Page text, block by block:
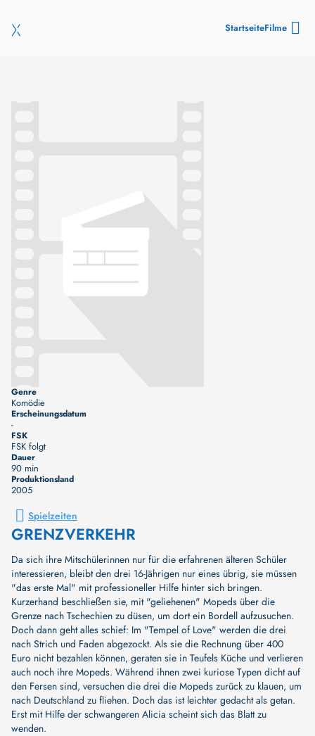
StartseiteFilme
Genre
Komödie
Erscheinungsdatum
-
FSK
FSK folgt
Dauer
90 min
Produktionsland
2005
Spielzeiten
GRENZVERKEHR
Da sich ihre Mitschülerinnen nur für die erfahrenen älteren Schüler
interessieren, bleibt den drei 16-Jährigen nur eines übrig, sie müssen
"das erste Mal" mit professioneller Hilfe hinter sich bringen.
Kurzerhand beschließen sie, mit "geliehenen" Mopeds über die
Grenze nach Tschechien zu düsen, um dort ein Bordell aufzusuchen.
Doch dann geht alles schief: Im "Tempel of Love" werden die drei
nach Strich und Faden abgezockt. Als sie die Rechnung über 400
Euro nicht bezahlen können, geraten sie in Teufels Küche und verlieren
auch noch ihre Mopeds. Während ihnen zwei kuriose Typen dicht auf
den Fersen sind, versuchen die drei die Mopeds zurück zu klauen, um
nach Deutschland zu fliehen. Doch das ist leichter gedacht als getan.
Erst mit Hilfe der schwangeren Alicia scheint sich das Blatt zu
wenden.